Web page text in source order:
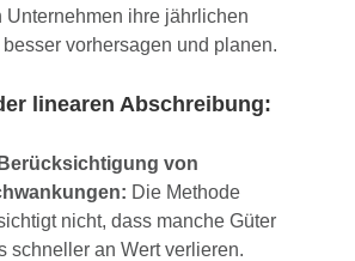
Unternehmen ihre jährlichen
besser vorhersagen und planen.
linearen Abschreibung:
von
Die Methode
nicht, dass manche Güter
schneller an Wert verlieren.